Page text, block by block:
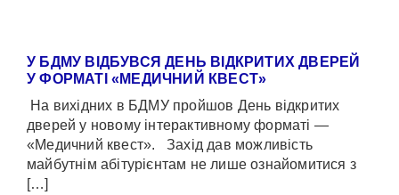
У БДМУ ВІДБУВСЯ ДЕНЬ ВІДКРИТИХ ДВЕРЕЙ
У ФОРМАТІ «МЕДИЧНИЙ КВЕСТ»
На вихідних в БДМУ пройшов День відкритих
дверей у новому інтерактивному форматі —
«Медичний квест». Захід дав можливість
майбутнім абітурієнтам не лише ознайомитися з
[…]